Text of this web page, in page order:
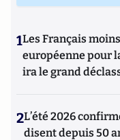
1Les Français
européenne pour
ira le grand
2L’été 2026
disent depuis 50